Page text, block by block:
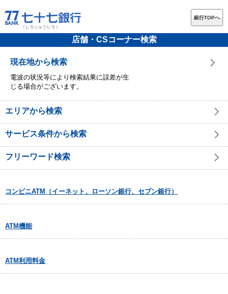
銀行TOPへ
店舗・CSコーナー検索
現在地から検索
電波の状況等により検索結果に誤差が生
じる場合がございます。
エリアから検索
サービス条件から検索
フリーワード検索
コンビニATM（イーネット、ローソン銀行、セブン銀行）
ATM機能
ATM利用料金